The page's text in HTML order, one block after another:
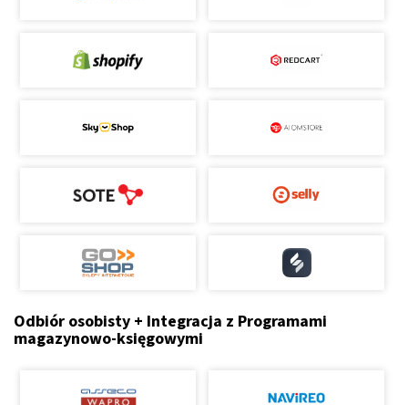
Odbiór osobisty + Integracja z Programami
magazynowo-księgowymi